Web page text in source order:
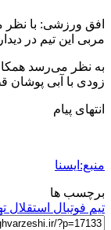
افق ورزشی: با نظر
مربی این تیم در
به نظر می‌رسد
زودی با آبی پوشان
انتهای پیام
منبع:ایسنا
برچسب ها
تيم فوتبال استقلال